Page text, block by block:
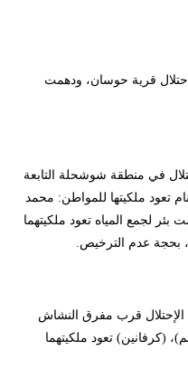
الإحتلال قرية حوسان، ودهمت
الإحتلال في منطقة شوشحلة التابعة
تعود ملكيتها للمواطن: محمد
لجمع المياه تعود ملكيتهما
بحجة عدم الترخيص.
قوات الإحتلال قرب مفرق النشاش
(كرفانين) تعود ملكيتهما